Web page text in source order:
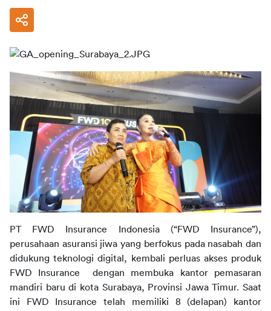
PT FWD Insurance Indonesia (“FWD Insurance”),
perusahaan asuransi jiwa yang berfokus pada nasabah dan
didukung teknologi digital, kembali perluas akses produk
FWD Insurance  dengan membuka kantor pemasaran
mandiri baru di kota Surabaya, Provinsi Jawa Timur. Saat
ini FWD Insurance telah memiliki 8 (delapan) kantor